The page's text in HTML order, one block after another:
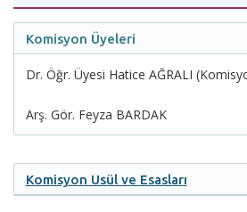
Komisyon Üyeleri
Dr. Öğr. Üyesi Hatice AĞRALI
Arş. Gör. Feyza BARDAK
Komisyon Usül ve Esasları